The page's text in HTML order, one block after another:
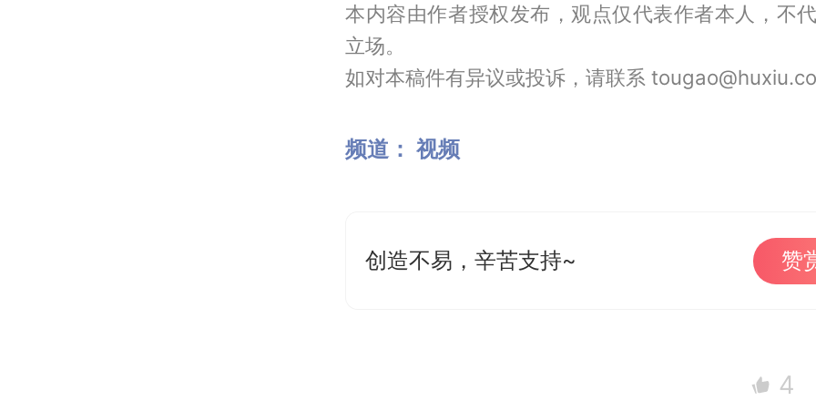
本内容由作者授权发布，观点仅代表作者本人，不
立场。
如对本稿件有异议或投诉，请联系
频道： 视频
创造不易，辛苦支持~ 赞
4